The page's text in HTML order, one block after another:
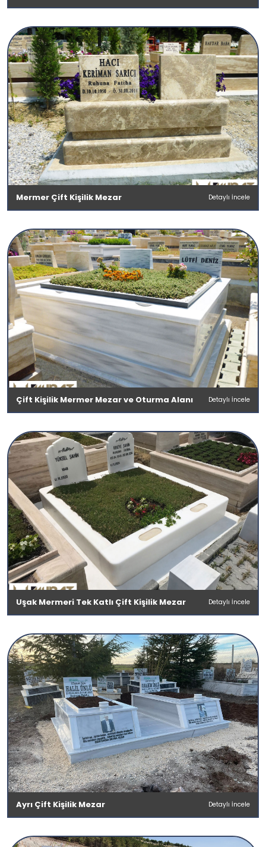
Mermer Çift Kişilik Mezar Detaylı İncele
Çift Kişilik Mermer Mezar ve Oturma Alanı Detaylı İncele
Uşak Mermeri Tek Katlı Çift Kişilik Mezar Detaylı İncele
Ayrı Çift Kişilik Mezar Detaylı İncele